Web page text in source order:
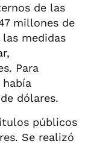
de las
millones de
medidas
Para
dólares.
públicos
Se realizó